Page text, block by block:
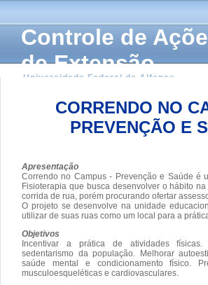
Controle de
de Extensão
Universidade Federal de Alfenas
CORRENDO NO
PREVENÇÃO E
Apresentação
Correndo no Campus - Prevenção e Saúde é
Fisioterapia que busca desenvolver o hábito
corrida de rua, porém procurando ofertar
O projeto se desenvolve na unidade
utilizar de suas ruas como um local para a
Objetivos
Incentivar a prática de atividades
sedentarismo da população. Melhorar
saúde mental e condicionamento físico.
musculoesqueléticas e cardiovasculares.